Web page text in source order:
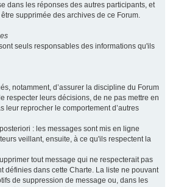
dans les réponses des autres participants, et
supprimée des archives de ce Forum.
seuls responsables des informations qu'ils
notamment, d’assurer la discipline du Forum
respecter leurs décisions, de ne pas mettre en
leur reprocher le comportement d’autres
: les messages sont mis en ligne
veillant, ensuite, à ce qu'ils respectent la
tout message qui ne respecterait pas
définies dans cette Charte. La liste ne pouvant
de suppression de message ou, dans les